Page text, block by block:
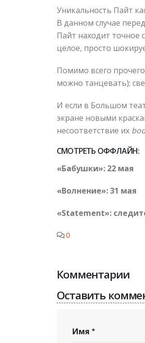
Уникальность Пайт
В данном случае
Пайт находит точное
целое, просто
Помимо всего
можно танцевать);
И если в Большом
экране новыми
несоответствие их
СМОТРЕТЬ ОФФЛАЙН:
«Бабушки»: 22 мая
«Волнение»: 31 мая
«Statement»:
0
Комментарии
Оставить
Имя